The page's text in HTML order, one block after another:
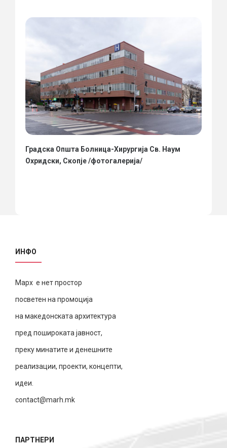
Градска Општа Болница-Хирургија Св. Наум
Охридски, Скопје /фотогалерија/
ИНФО
Марх е нет простор
посветен на промоција
на македонската архитектура
пред пошироката јавност,
преку минатите и денешните
реализации, проекти, концепти,
идеи.
contact@marh.mk
ПАРТНЕРИ